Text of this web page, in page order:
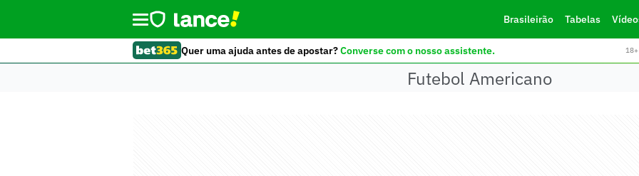
Brasileirão Tabelas
Quer uma ajuda antes de apostar?Converse com o nosso assistente.
Futebol Americano